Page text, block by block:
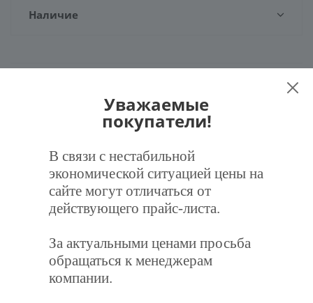
Наличие
Рекомендуем
Фильтр воздушный
карманный ФВК-287-592-
360-3-M5
Фильтр воздушный
карманный ФВК-287-892-
Уважаемые
покупатели!
В связи с нестабильной
экономической ситуацией цены на
сайте могут отличаться от
действующего прайс-листа.
За актуальными ценами просьба
обращаться к менеджерам
компании.